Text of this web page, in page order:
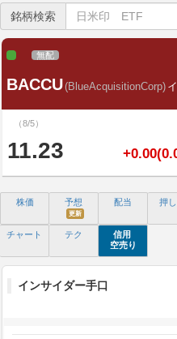
銘柄検索
無配
BACCU(BlueAcquisitionCorp)
（8/5）
11.23
株価 予想
更新
配当 押
チャート テク
信用
空売り
インサイダー手口